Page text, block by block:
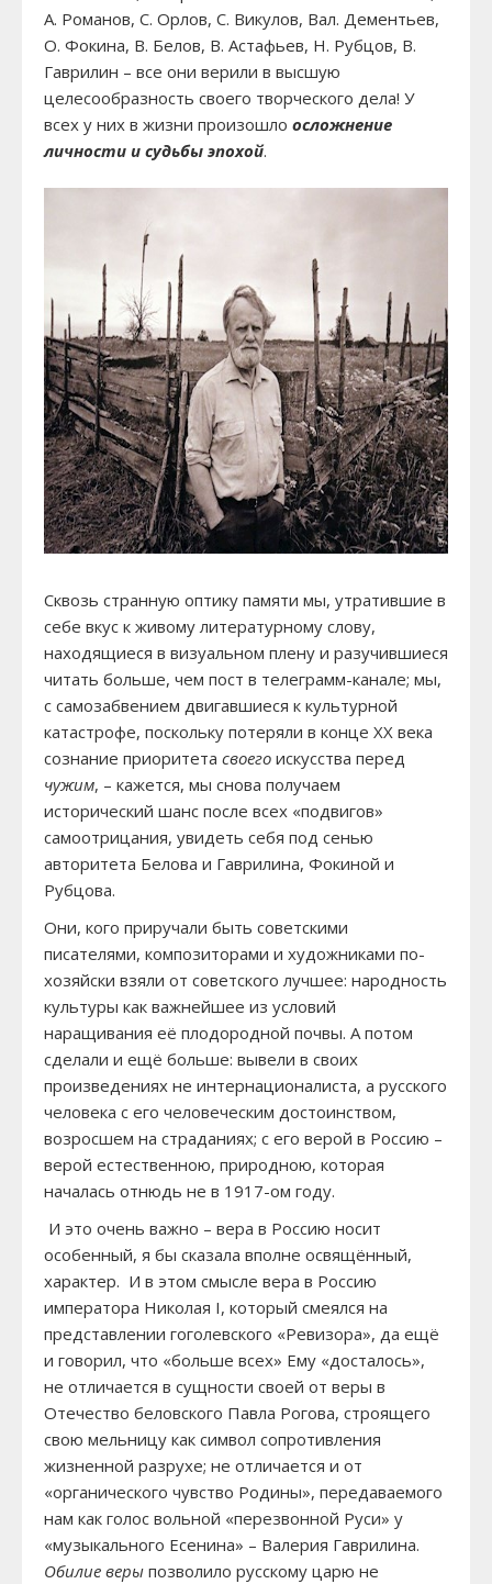
А. Романов, С. Орлов, С. Викулов, Вал. Дементьев,
О. Фокина, В. Белов, В. Астафьев, Н. Рубцов, В.
Гаврилин – все они верили в высшую
целесообразность своего творческого дела! У
всех у них в жизни произошло осложнение
личности и судьбы эпохой.
Сквозь странную оптику памяти мы, утратившие в
себе вкус к живому литературному слову,
находящиеся в визуальном плену и разучившиеся
читать больше, чем пост в телеграмм-канале; мы,
с самозабвением двигавшиеся к культурной
катастрофе, поскольку потеряли в конце XX века
сознание приоритета своего искусства перед
чужим, – кажется, мы снова получаем
исторический шанс после всех «подвигов»
самоотрицания, увидеть себя под сенью
авторитета Белова и Гаврилина, Фокиной и
Рубцова.
Они, кого приручали быть советскими
писателями, композиторами и художниками по-
хозяйски взяли от советского лучшее: народность
культуры как важнейшее из условий
наращивания её плодородной почвы. А потом
сделали и ещё больше: вывели в своих
произведениях не интернационалиста, а русского
человека с его человеческим достоинством,
возросшем на страданиях; с его верой в Россию –
верой естественною, природною, которая
началась отнюдь не в 1917-ом году.
И это очень важно – вера в Россию носит
особенный, я бы сказала вполне освящённый,
характер. И в этом смысле вера в Россию
императора Николая I, который смеялся на
представлении гоголевского «Ревизора», да ещё
и говорил, что «больше всех» Ему «досталось»,
не отличается в сущности своей от веры в
Отечество беловского Павла Рогова, строящего
свою мельницу как символ сопротивления
жизненной разрухе; не отличается и от
«органического чувство Родины», передаваемого
нам как голос вольной «перезвонной Руси» у
«музыкального Есенина» – Валерия Гаврилина.
Обилие веры позволило русскому царю не